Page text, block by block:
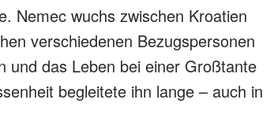
Nemec wuchs zwischen Kroatien
verschiedenen Bezugspersonen
und das Leben bei einer Großtante
begleitete ihn lange – auch in